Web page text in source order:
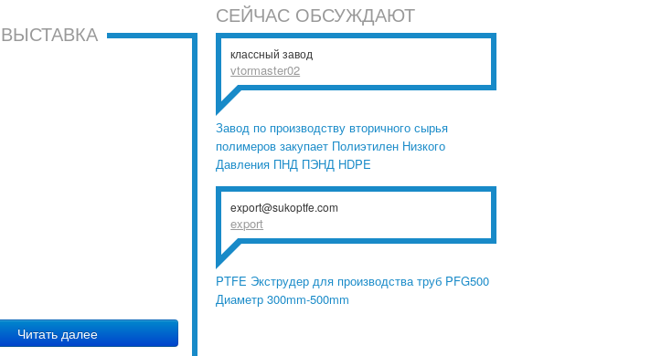
ВЫСТАВКА
Читать далее
СЕЙЧАС ОБСУЖДАЮТ
классный завод
vtormaster02
Завод по производству вторичного сырья
полимеров закупает Полиэтилен Низкого
Давления ПНД ПЭНД HDPE
export@sukoptfe.com
export
PTFE Экструдер для производства труб PFG500
Диаметр 300mm-500mm